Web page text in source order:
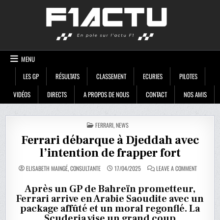
MENU
LES GP
RÉSULTATS CLASSEMENT ECURIES
PILOTES
VIDÉOS
DIRECTS A PROPOS DE NOUS CONTACT NOS AMIS
POSTED
IN
FERRARI,NEWS
Ferrari débarque à Djeddah avec
l’intention de frapper fort
ELISABETH MAINGÉ, CONSULTANTE 17/04/2025 LEAVE A COMMENTON
FERRARI
AVEC
DE
Après un GP de Bahreïn prometteur,
Ferrari arrive en Arabie Saoudite avec un
package affûté et un moral regonflé. La